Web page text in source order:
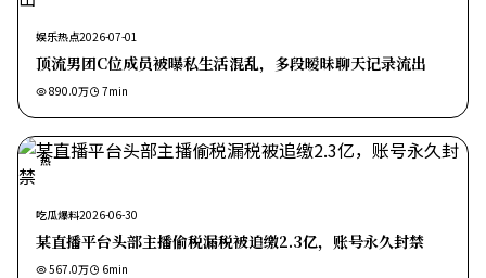
娱乐热点2026-07-01
顶流男团C位成员被曝私生活混乱，多段暧昧聊天记录流出
890.0万 7min
热
吃瓜爆料2026-06-30
某直播平台头部主播偷税漏税被追缴2.3亿，账号永久封禁
567.0万 6min